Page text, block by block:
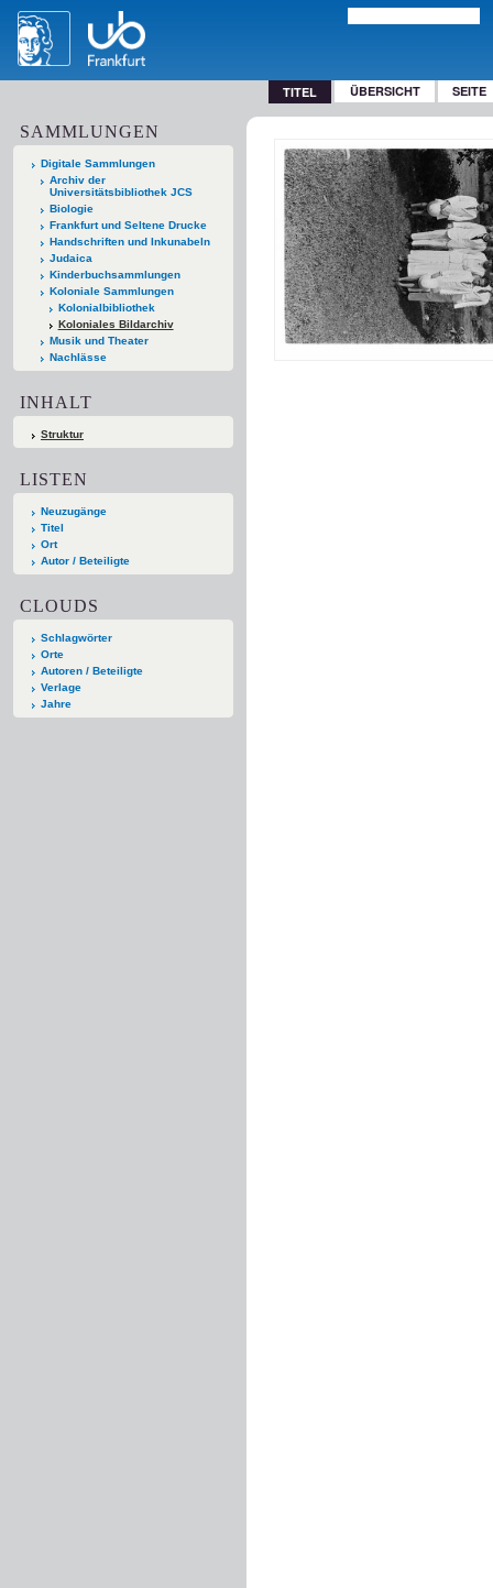
TITEL ÜBERSICHT SEITE
SAMMLUNGEN
Digitale Sammlungen
Archiv der
Universitätsbibliothek JCS
Biologie
Frankfurt und Seltene Drucke
Handschriften und Inkunabeln
Judaica
Kinderbuchsammlungen
Koloniale Sammlungen
Kolonialbibliothek
Koloniales Bildarchiv
Musik und Theater
Nachlässe
INHALT
Struktur
LISTEN
Neuzugänge
Titel
Ort
Autor / Beteiligte
CLOUDS
Schlagwörter
Orte
Autoren / Beteiligte
Verlage
Jahre